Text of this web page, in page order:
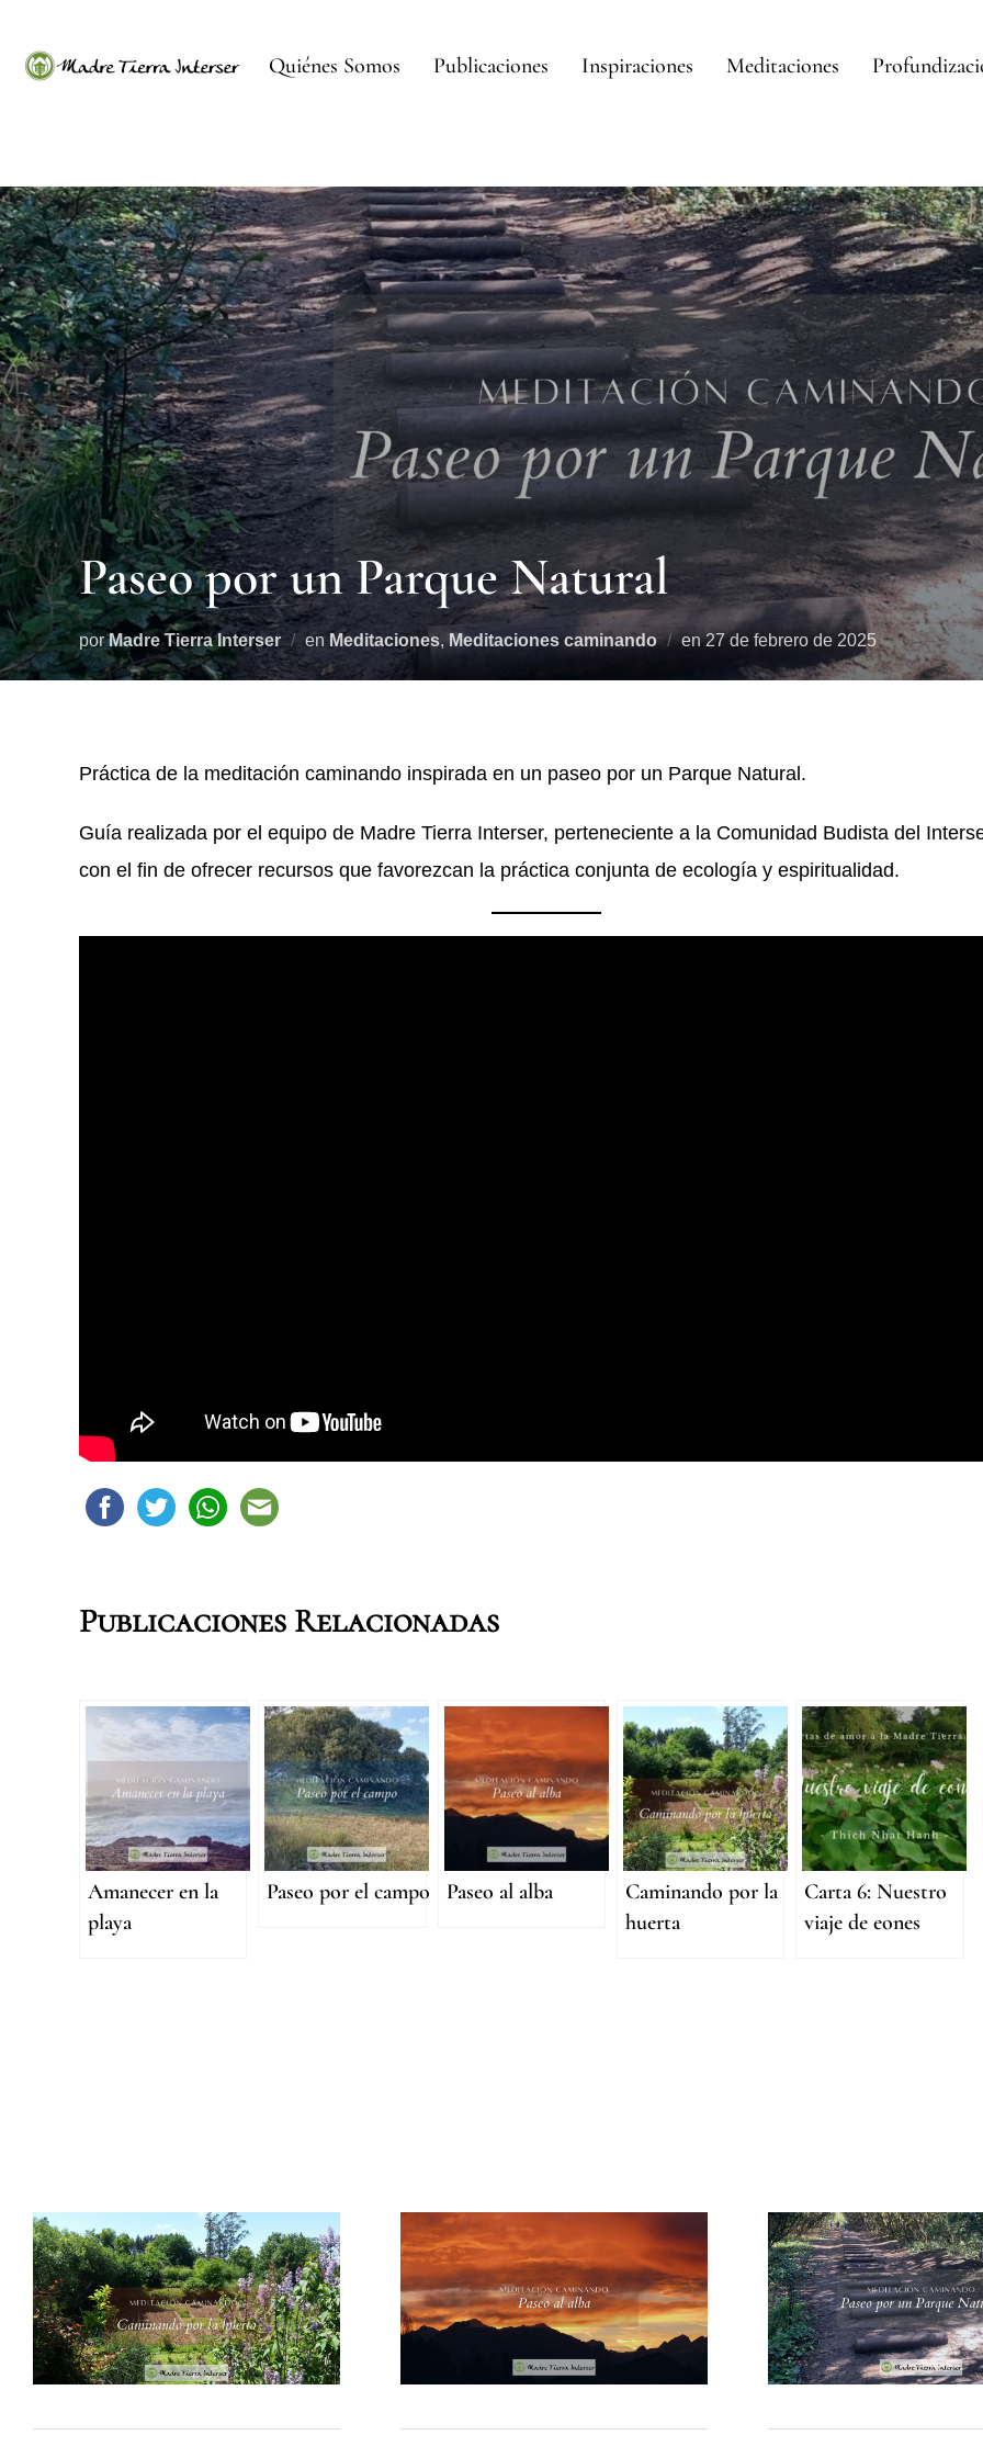
Quiénes Somos Publicaciones Inspiraciones Meditaciones
Paseo por un Parque Natural
porMadre Tierra Interser en Meditaciones,Meditaciones caminando en27 de febrero de 2025
Práctica de la meditación caminando inspirada en un paseo por un Parque Natural.
Guía realizada por el equipo de Madre Tierra Interser, perteneciente a la Comunidad Budista del
con el fin de ofrecer recursos que favorezcan la práctica conjunta de ecología y espiritualidad.
Publicaciones Relacionadas
Amanecer en la
playa
Paseo por el campo Paseo al alba
Caminando por la
huerta
Carta 6: Nuestro
viaje de eones